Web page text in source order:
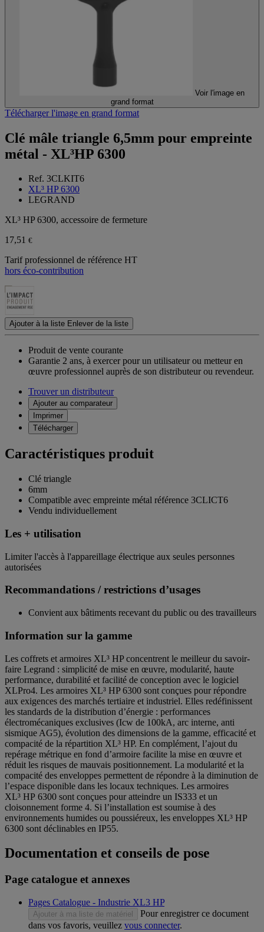
Voir l'image en
grand format
Télécharger l'image en grand format
Clé mâle triangle 6,5mm pour empreinte
métal - XL³HP 6300
Ref. 3CLKIT6
XL³ HP 6300
LEGRAND
XL³ HP 6300, accessoire de fermeture
17,51 €
Tarif professionnel de référence HT
hors éco-contribution
Ajouter à la liste Enlever de la liste
Produit de vente courante
Garantie 2 ans, à exercer pour un utilisateur ou metteur en
œuvre professionnel auprès de son distributeur ou revendeur.
Trouver un distributeur
Ajouter au comparateur
Imprimer
Télécharger
Caractéristiques produit
Clé triangle
6mm
Compatible avec empreinte métal référence 3CLICT6
Vendu individuellement
Les + utilisation
Limiter l'accès à l'appareillage électrique aux seules personnes
autorisées
Recommandations / restrictions d’usages
Convient aux bâtiments recevant du public ou des travailleurs
Information sur la gamme
Les coffrets et armoires XL³ HP concentrent le meilleur du savoir-
faire Legrand : simplicité de mise en œuvre, modularité, haute
performance, durabilité et facilité de conception avec le logiciel
XLPro4. Les armoires XL³ HP 6300 sont conçues pour répondre
aux exigences des marchés tertiaire et industriel. Elles redéfinissent
les standards de la distribution d’énergie : performances
électromécaniques exclusives (Icw de 100kA, arc interne, anti
sismique AG5), évolution des dimensions de la gamme, efficacité et
compacité de la répartition XL³ HP. En complément, l’ajout du
repérage métrique en fond d’armoire facilite la mise en œuvre et
réduit les risques de mauvais positionnement. La modularité et la
compacité des enveloppes permettent de répondre à la diminution de
l’espace disponible dans les locaux techniques. Les armoires
XL³ HP 6300 sont conçues pour atteindre un IS333 et un
cloisonnement forme 4. Si l’installation est soumise à des
environnements humides ou poussiéreux, les enveloppes XL³ HP
6300 sont déclinables en IP55.
Documentation et conseils de pose
Page catalogue et annexes
Pages Catalogue - Industrie XL3 HP
Ajouter à ma liste de matériel
Pour enregistrer ce document
dans vos favoris, veuillez vous connecter.